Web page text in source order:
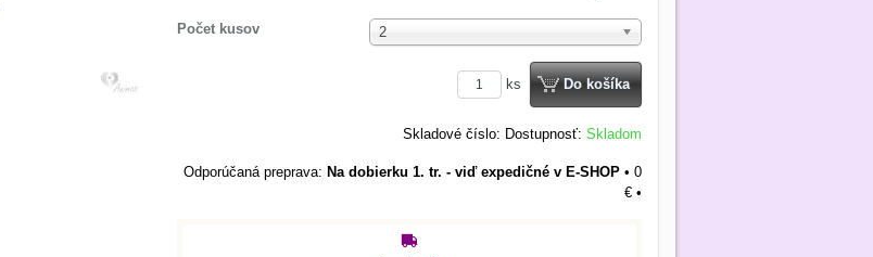
Počet kusov 2
ks Do košíka
Skladové číslo: Dostupnosť: Skladom
Na dobierku 1. tr. - viď expedičné v E-SHOP • 0
€ •